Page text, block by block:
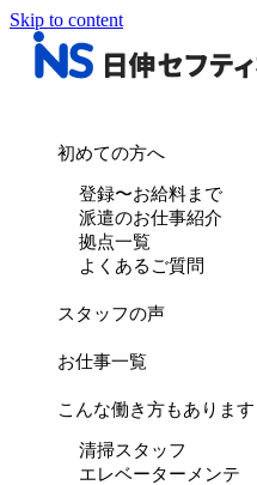
Skip to content
初めての方へ
登録〜お給料まで
派遣のお仕事紹介
拠点一覧
よくあるご質問
スタッフの声
お仕事一覧
こんな働き方もあります
清掃スタッフ
エレベーターメンテ